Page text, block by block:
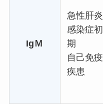
IgＭ
急性肝炎
感染症初
期
自己免疫
疾患